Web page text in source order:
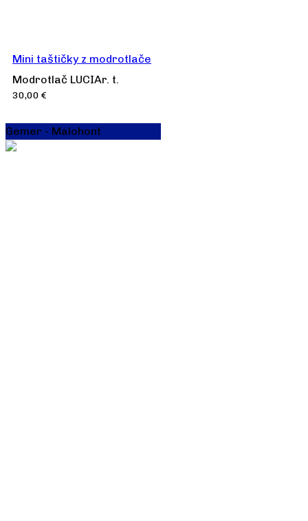
Mini taštičky z modrotlače
Modrotlač LUCIAr. t.
30,00 €
Gemer - Malohont